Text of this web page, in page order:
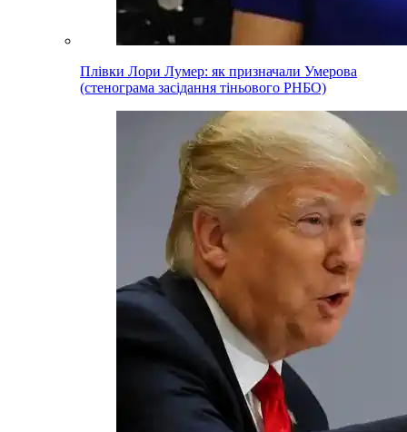
Плівки Лори Лумер: як призначали Умерова
(стенограма засідання тіньового РНБО)